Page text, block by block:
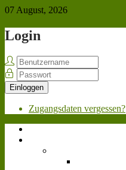
07 August, 2026
Login
Einloggen
Zugangsdaten vergessen?